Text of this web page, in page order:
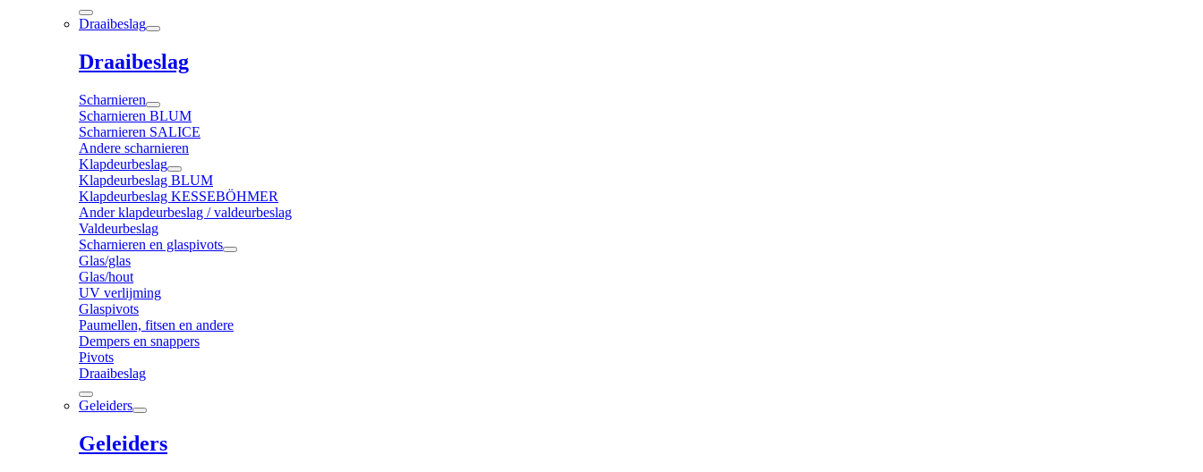
Draaibeslag
Draaibeslag
Scharnieren
Scharnieren BLUM
Scharnieren SALICE
Andere scharnieren
Klapdeurbeslag
Klapdeurbeslag BLUM
Klapdeurbeslag KESSEBÖHMER
Ander klapdeurbeslag / valdeurbeslag
Valdeurbeslag
Scharnieren en glaspivots
Glas/glas
Glas/hout
UV verlijming
Glaspivots
Paumellen, fitsen en andere
Dempers en snappers
Pivots
Draaibeslag
Geleiders
Geleiders